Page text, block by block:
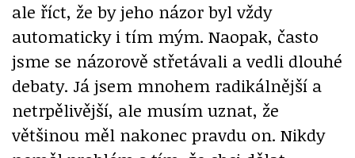
ale říct, že by jeho názor byl vždy
automaticky i tím mým. Naopak, často
jsme se názorově střetávali a vedli dlouhé
debaty. Já jsem mnohem radikálnější a
netrpělivější, ale musím uznat, že
většinou měl nakonec pravdu on. Nikdy